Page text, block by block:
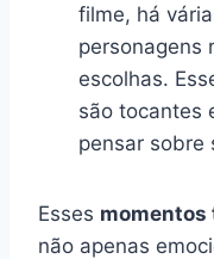
filme, há
personagens
escolhas.
são tocantes
pensar sobre
Esses momentos
não apenas